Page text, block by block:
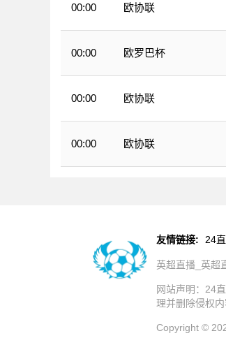
00:00 欧协联
00:00 欧罗巴杯
00:00 欧协联
00:00 欧协联
友情链接: 24
英超直播_英超
网站声明：24
理并删除侵权
Copyright ©